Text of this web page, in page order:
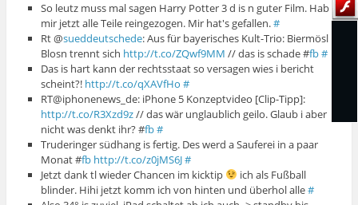
So leutz muss mal sagen Harry Potter 3 d is n guter Film. Hab
mir jetzt alle Teile reingezogen. Mir hat's gefallen.#
Rt @sueddeutschede: Aus für bayerisches Kult-Trio: Biermösl
Blosn trennt sich http://t.co/ZQwf9MM // das is schade #fb#
Das is hart kann der rechtsstaat so versagen wies i bericht
scheint?! http://t.co/qXAVfHo #
RT@iphonenews_de: iPhone 5 Konzeptvideo [Clip-Tipp]:
http://t.co/R3Xzd9z// das wär unglaublich geilo. Glaub i aber
nicht was denkt ihr? #fb#
Truderinger südhang is fertig. Des werd a Sauferei in a paar
Monat #fb http://t.co/z0jMS6J#
Jetzt dank tl wieder Chancen im kicktip
ich als Fußball
blinder. Hihi jetzt komm ich von hinten und überhol alle#